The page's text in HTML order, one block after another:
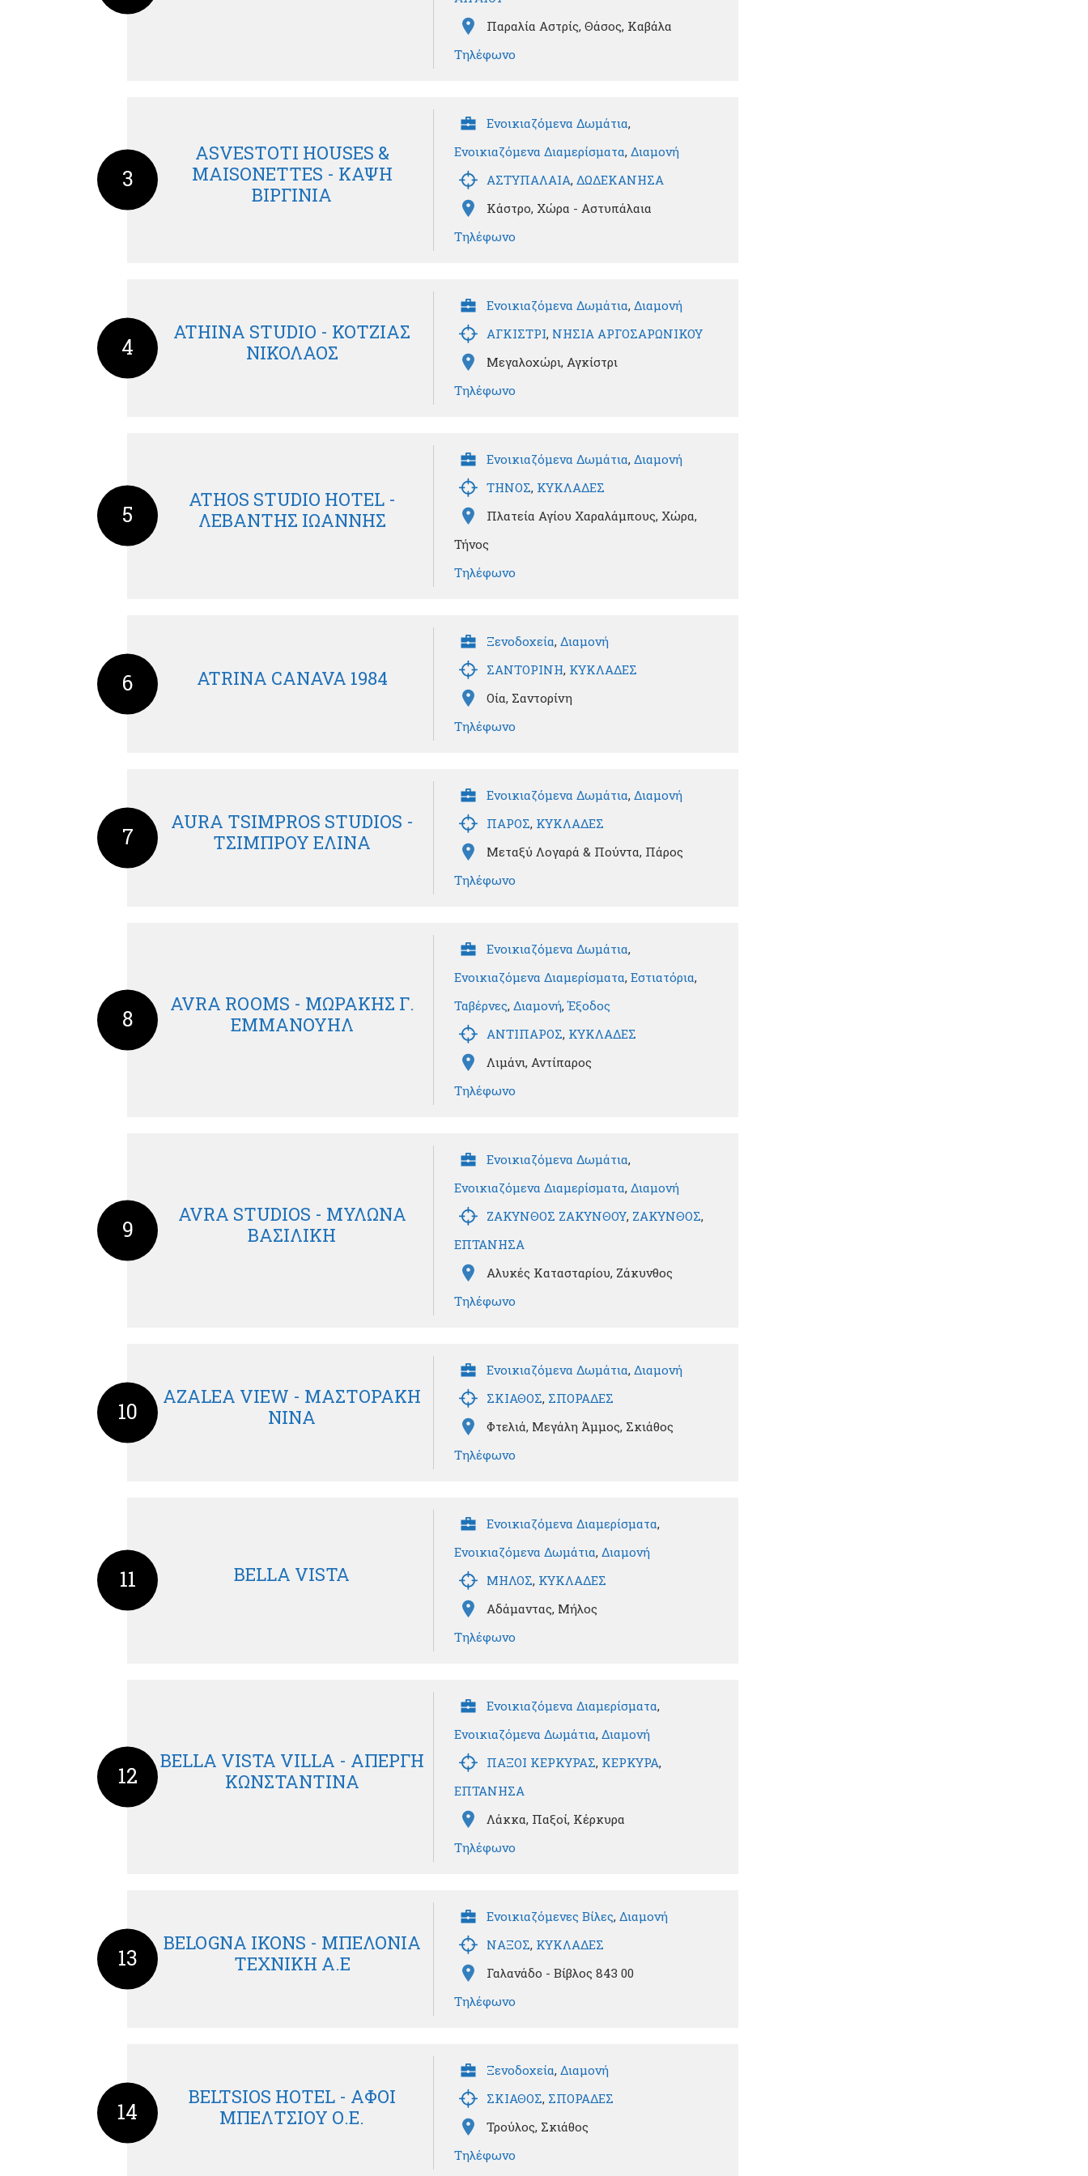
Παραλία Αστρίς, Θάσος, Καβάλα
Τηλέφωνο
3
ASVESTOTI HOUSES &
MAISONETTES - ΚΑΨΗ
ΒΙΡΓΙΝΙΑ
Ενοικιαζόμενα Δωμάτια,
Ενοικιαζόμενα Διαμερίσματα, Διαμονή
ΑΣΤΥΠΑΛΑΙΑ, ΔΩΔΕΚΑΝΗΣΑ
Κάστρο, Χώρα - Αστυπάλαια
Τηλέφωνο
4
ATHINA STUDIO - ΚΟΤΖΙΑΣ
ΝΙΚΟΛΑΟΣ
Ενοικιαζόμενα Δωμάτια, Διαμονή
ΑΓΚΙΣΤΡΙ, ΝΗΣΙΑ ΑΡΓΟΣΑΡΩΝΙΚΟΥ
Μεγαλοχώρι, Αγκίστρι
Τηλέφωνο
5
ATHOS STUDIO HOTEL -
ΛΕΒΑΝΤΗΣ ΙΩΑΝΝΗΣ
Ενοικιαζόμενα Δωμάτια, Διαμονή
ΤΗΝΟΣ, ΚΥΚΛΑΔΕΣ
Πλατεία Αγίου Χαραλάμπους, Χώρα,
Τήνος
Τηλέφωνο
6 ATRINA CANAVA 1984
Ξενοδοχεία, Διαμονή
ΣΑΝΤΟΡΙΝΗ, ΚΥΚΛΑΔΕΣ
Οία, Σαντορίνη
Τηλέφωνο
7
AURA TSIMPROS STUDIOS -
ΤΣΙΜΠΡΟΥ ΕΛΙΝΑ
Ενοικιαζόμενα Δωμάτια, Διαμονή
ΠΑΡΟΣ, ΚΥΚΛΑΔΕΣ
Μεταξύ Λογαρά & Πούντα, Πάρος
Τηλέφωνο
8
AVRA ROOMS - ΜΩΡΑΚΗΣ Γ.
ΕΜΜΑΝΟΥΗΛ
Ενοικιαζόμενα Δωμάτια,
Ενοικιαζόμενα Διαμερίσματα, Εστιατόρια,
Ταβέρνες, Διαμονή,Έξοδος
ΑΝΤΙΠΑΡΟΣ, ΚΥΚΛΑΔΕΣ
Λιμάνι, Αντίπαρος
Τηλέφωνο
9
AVRA STUDIOS - ΜΥΛΩΝΑ
ΒΑΣΙΛΙΚΗ
Ενοικιαζόμενα Δωμάτια,
Ενοικιαζόμενα Διαμερίσματα, Διαμονή
ΖΑΚΥΝΘΟΣ ΖΑΚΥΝΘΟΥ, ΖΑΚΥΝΘΟΣ,
ΕΠΤΑΝΗΣΑ
Αλυκές Κατασταρίου, Ζάκυνθος
Τηλέφωνο
10
AZALEA VIEW - ΜΑΣΤΟΡΑΚΗ
ΝΙΝΑ
Ενοικιαζόμενα Δωμάτια, Διαμονή
ΣΚΙΑΘΟΣ, ΣΠΟΡΑΔΕΣ
Φτελιά, Μεγάλη Άμμος, Σκιάθος
Τηλέφωνο
11 BELLA VISTA
Ενοικιαζόμενα Διαμερίσματα,
Ενοικιαζόμενα Δωμάτια, Διαμονή
ΜΗΛΟΣ, ΚΥΚΛΑΔΕΣ
Αδάμαντας, Μήλος
Τηλέφωνο
12
BELLA VISTA VILLA - ΑΠΕΡΓΗ
ΚΩΝΣΤΑΝΤΙΝΑ
Ενοικιαζόμενα Διαμερίσματα,
Ενοικιαζόμενα Δωμάτια, Διαμονή
ΠΑΞΟΙ ΚΕΡΚΥΡΑΣ, ΚΕΡΚΥΡΑ,
ΕΠΤΑΝΗΣΑ
Λάκκα, Παξοί, Κέρκυρα
Τηλέφωνο
13
BELOGNA IKONS - ΜΠΕΛΟΝΙΑ
ΤΕΧΝΙΚΗ Α.Ε
Ενοικιαζόμενες Βίλες, Διαμονή
ΝΑΞΟΣ, ΚΥΚΛΑΔΕΣ
Γαλανάδο - Βίβλος 843 00
Τηλέφωνο
14
BELTSIOS HOTEL - ΑΦΟΙ
ΜΠΕΛΤΣΙΟΥ Ο.Ε.
Ξενοδοχεία, Διαμονή
ΣΚΙΑΘΟΣ, ΣΠΟΡΑΔΕΣ
Τρούλος, Σκιάθος
Τηλέφωνο